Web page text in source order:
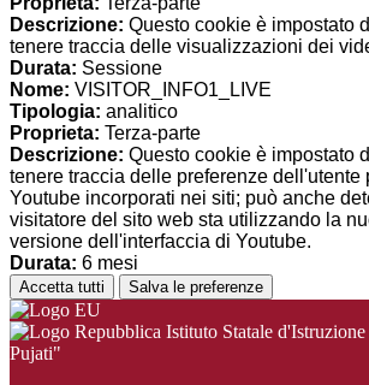
Descrizione: Questo cookie è impostato
tenere traccia delle visualizzazioni dei
Durata: Sessione
Nome: VISITOR_INFO1_LIVE
Tipologia: analitico
Proprieta: Terza-parte
Descrizione: Questo cookie è impostato
tenere traccia delle preferenze dell'utente
Youtube incorporati nei siti; può anche
visitatore del sito web sta utilizzando la
versione dell'interfaccia di Youtube.
Durata: 6 mesi
Accetta tutti Salva le preferenze
Istituto Statale
Pujati"